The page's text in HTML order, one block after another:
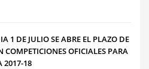
1 DE JULIO SE ABRE EL PLAZO DE
COMPETICIONES OFICIALES PARA
2017-18